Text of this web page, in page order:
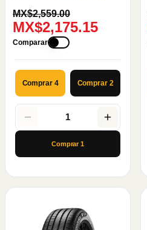
MX$2,559.00
MX$2,175.15
Comparar
Comprar 4 Comprar 2
1
Comprar1